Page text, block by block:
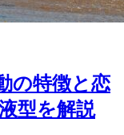
の特徴と恋
型を解説